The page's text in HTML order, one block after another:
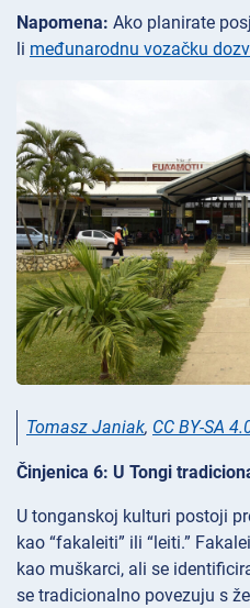
Napomena: Ako planirate
li međunarodnu vozačku
Tomasz Janiak, CC BY-SA
Činjenica 6: U Tongi
U tonganskoj kulturi postoji
kao “fakaleiti” ili “leiti.”
kao muškarci, ali se
se tradicionalno povezuju s